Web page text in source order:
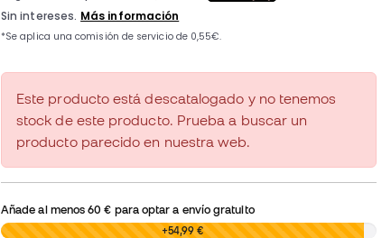
Este producto está descatalogado y no tenemos
stock de este producto. Prueba a buscar un
producto parecido en nuestra web.
Añade al menos60 € para optar a envío gratuito
0,00 € +54,99 €